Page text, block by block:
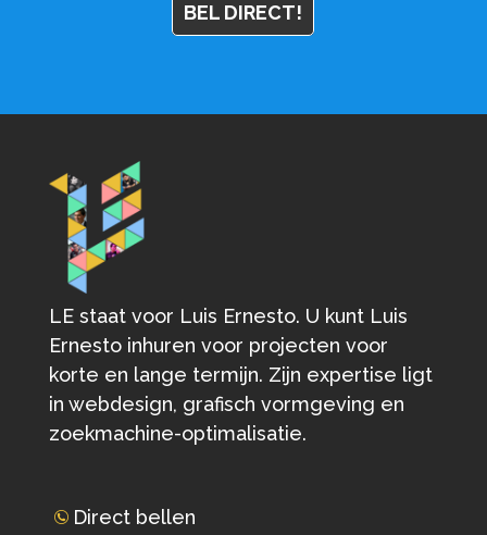
BEL DIRECT!
LE staat voor Luis Ernesto. U kunt Luis
Ernesto inhuren voor projecten voor
korte en lange termijn. Zijn expertise ligt
in webdesign, grafisch vormgeving en
zoekmachine-optimalisatie.
Direct bellen